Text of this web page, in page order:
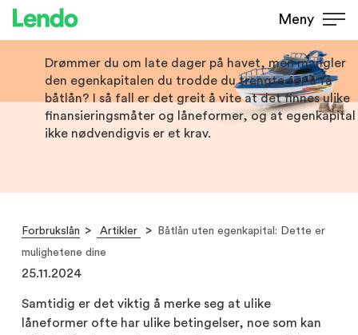
Meny
Båtlån uten egenkapital: Dette er
mulighetene dine
Drømmer du om late dager på havet, men mangler
den egenkapitalen du trodde du trengte for å få
båtlån? I så fall er det greit å vite at det finnes ulike
finansieringsmåter og låneformer, og at egenkapital
ikke nødvendigvis er et krav.
Forbrukslån Artikler
Båtlån uten egenkapital: Dette er
mulighetene dine
25.11.2024
Samtidig er det viktig å merke seg at ulike
låneformer ofte har ulike betingelser, noe som kan